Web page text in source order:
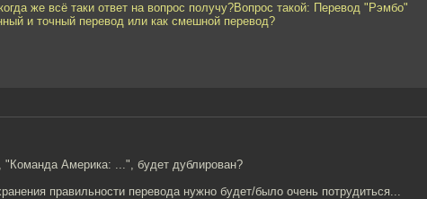
же всё таки ответ на вопрос получу?Вопрос такой: Перевод "Рэмбо"
и точный перевод или как смешной перевод?
Америка: ...", будет дублирован?
правильности перевода нужно будет/было очень потрудиться...